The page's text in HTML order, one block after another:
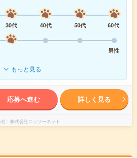
30代 40代 50代
60代
男性
もっと見る
応募へ進む 詳しく見る
株式会社ニッソーネット